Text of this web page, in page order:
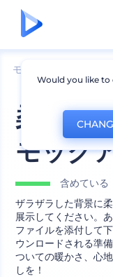
モックアップ
柔らか
モック
含めている
ザラザラした背景に
展示してください。
ファイルを添付して
ウンロードされる準
ついての暖かさ、心
しを！
Would you like to